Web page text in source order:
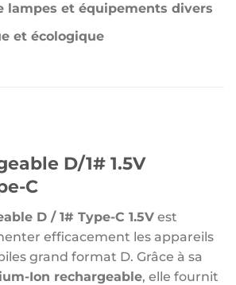
lampes et équipements divers
et écologique
D/1# 1.5V
C
D / 1# Type-C 1.5V est
efficacement les appareils
grand format D. Grâce à sa
Ion rechargeable, elle fournit